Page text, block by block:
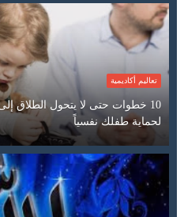
تعاليم أكاديمية
10 خطوات حتى لا يتحول الطلاق
لحماية طفلك نفسياً